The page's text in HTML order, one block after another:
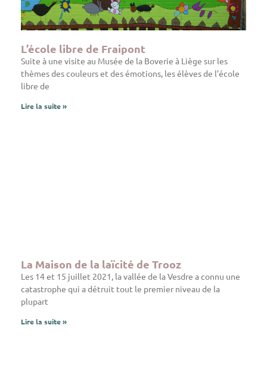
L’école libre de Fraipont
Suite à une visite au Musée de la Boverie à Liège sur les
thèmes des couleurs et des émotions, les élèves de l’école
libre de
Lire la suite »
La Maison de la laïcité de Trooz
Les 14 et 15 juillet 2021, la vallée de la Vesdre a connu une
catastrophe qui a détruit tout le premier niveau de la
plupart
Lire la suite »